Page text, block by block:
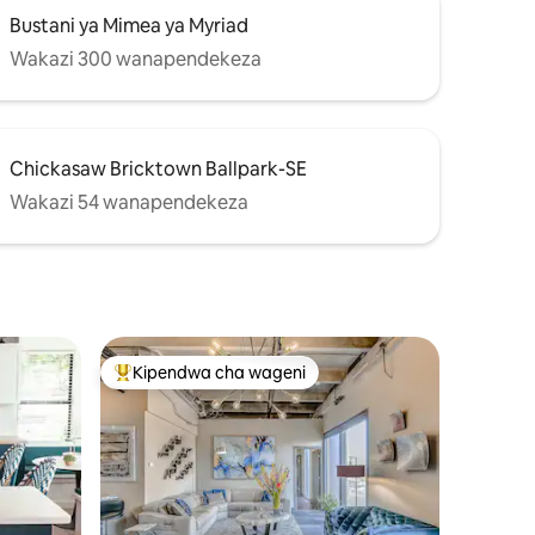
Bustani ya Mimea ya Myriad
Wakazi 300 wanapendekeza
Chickasaw Bricktown Ballpark-SE
Wakazi 54 wanapendekeza
Kipendwa maarufu cha wageni
Kipendwa cha wageni